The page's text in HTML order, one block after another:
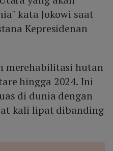
kata Jokowi saat
Kepresidenan
merehabilitasi hutan
hingga 2024. Ini
di dunia dengan
kali lipat dibanding